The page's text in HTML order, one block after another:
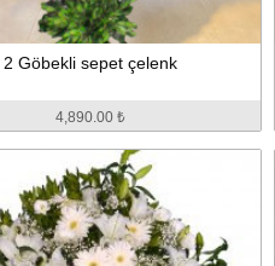
2 Göbekli sepet çelenk
4,890.00 ₺